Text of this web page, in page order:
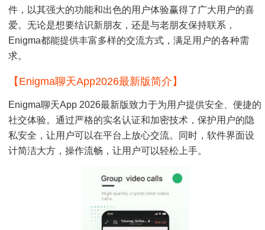
件，以其强大的功能和出色的用户体验赢得了广大用户的喜
爱。无论是想要结识新朋友，还是与老朋友保持联系，
Enigma都能提供丰富多样的交流方式，满足用户的各种需
求。
【enigma聊天app2026最新版简介】
Enigma聊天app 2026最新版致力于为用户提供安全、便捷的
社交体验。通过严格的实名认证和加密技术，保护用户的隐
私安全，让用户可以在平台上放心交流。同时，软件界面设
计简洁大方，操作流畅，让用户可以轻松上手。